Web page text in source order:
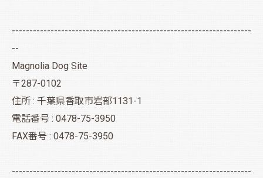
--------------------------------------------------------------------
--
Magnolia Dog Site
〒287-0102
住所 : 千葉県香取市岩部1131-1
電話番号 : 0478-75-3950
FAX番号 : 0478-75-3950
--------------------------------------------------------------------